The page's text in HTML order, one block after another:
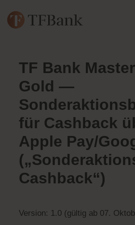
TF Bank
Gold —
für Cashback
Apple Pay/
Cashback“)
Version: 1.0 (gültig ab 07.